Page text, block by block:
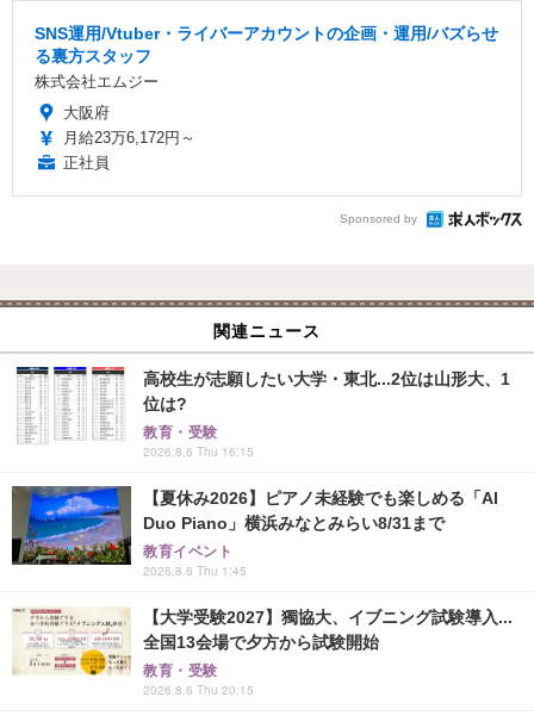
SNS運用/Vtuber・ライバーアカウントの企画・運用/バズらせ
る裏方スタッフ
株式会社エムジー
大阪府
月給23万6,172円～
正社員
Sponsored by
関連ニュース
高校生が志願したい大学・東北...2位は山形大、1
位は?
教育・受験
2026.8.6 Thu 16:15
【夏休み2026】ピアノ未経験でも楽しめる「AI
Duo Piano」横浜みなとみらい8/31まで
教育イベント
2026.8.6 Thu 1:45
【大学受験2027】獨協大、イブニング試験導入...
全国13会場で夕方から試験開始
教育・受験
2026.8.6 Thu 20:15